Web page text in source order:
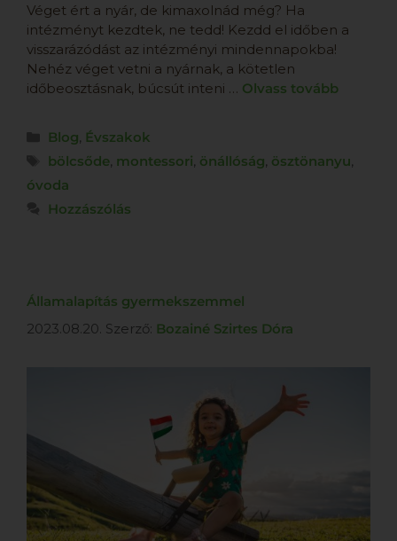
Véget ért a nyár, de kimaxolnád még? Ha
intézményt kezdtek, ne tedd! Kezdd el időben a
visszarázódást az intézményi mindennapokba!
Nehéz véget vetni a nyárnak, a kötetlen
időbeosztásnak, búcsút inteni … Olvass tovább
Blog, Évszakok
bölcsőde, montessori, önállóság, ösztönanyu,
óvoda
Hozzászólás
Államalapítás gyermekszemmel
2023.08.20. Szerző: Bozainé Szirtes Dóra